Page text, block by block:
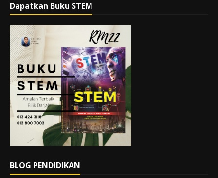
Dapatkan Buku STEM
BLOG PENDIDIKAN